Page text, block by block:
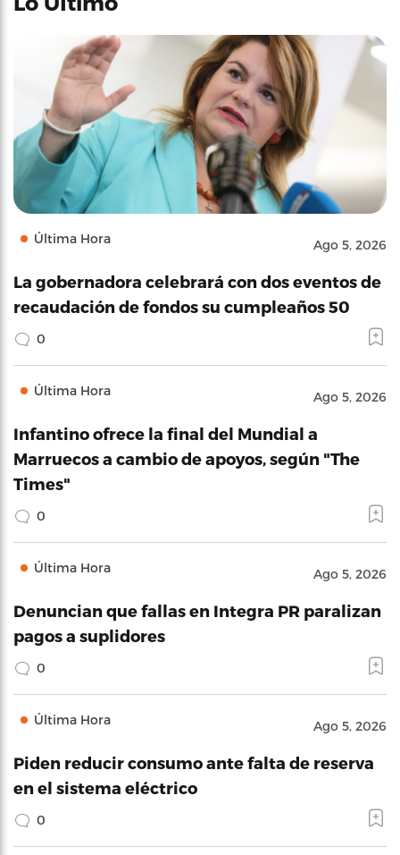
Última Hora Ago 5, 2026
La gobernadora celebrará con dos eventos de
recaudación de fondos su cumpleaños 50
0
Última Hora Ago 5, 2026
Infantino ofrece la final del Mundial a
Marruecos a cambio de apoyos, según "The
Times"
0
Última Hora Ago 5, 2026
Denuncian que fallas en Integra PR paralizan
pagos a suplidores
0
Última Hora Ago 5, 2026
Piden reducir consumo ante falta de reserva
en el sistema eléctrico
0